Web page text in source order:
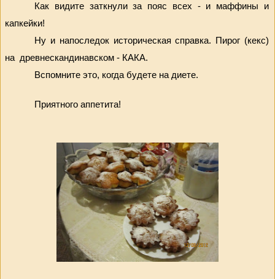
Как видите заткнули за пояс всех - и маффины и
капкейки!
Ну и напоследок историческая справка. Пирог (кекс)
на  древнескандинавском - КАКА.
Вспомните это, когда будете на диете.
Приятного аппетита!